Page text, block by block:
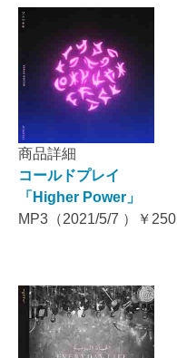
商品詳細
コールドプレイ
「Higher Power」
MP3（2021/5/7 ）￥250